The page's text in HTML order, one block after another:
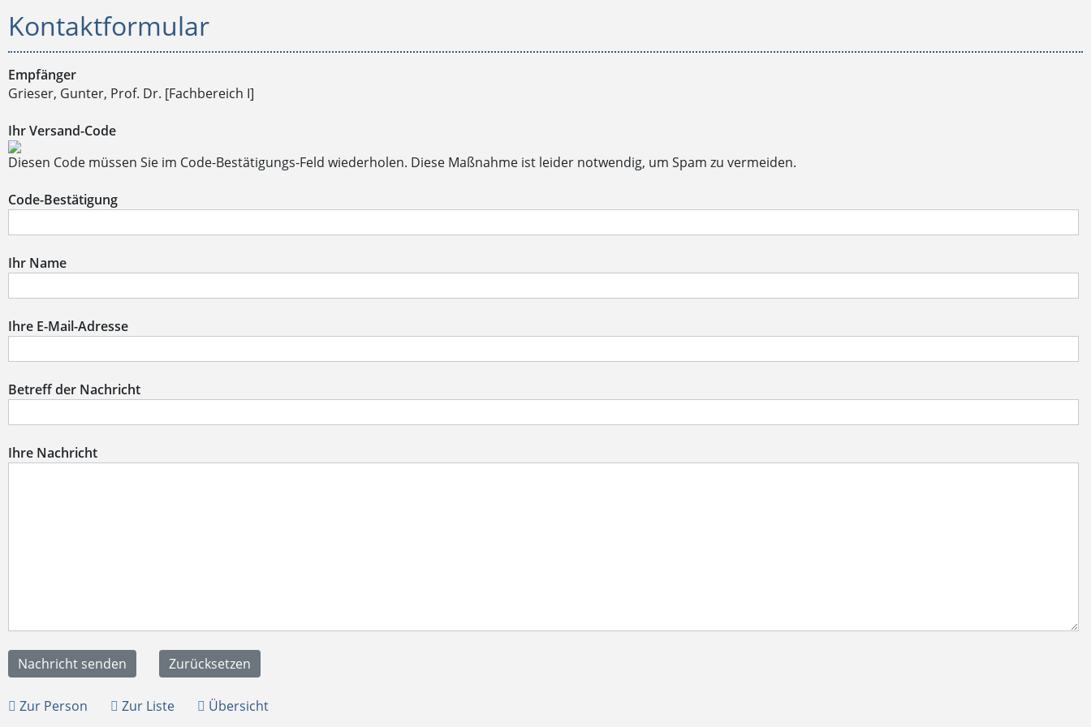
Kontaktformular
Empfänger
Grieser, Gunter, Prof. Dr. [Fachbereich I]
Ihr Versand-Code
Diesen Code müssen Sie im Code-Bestätigungs-Feld wiederholen. Diese Maßnahme ist leider notwendig, um Spam zu vermeiden.
Code-Bestätigung
Ihr Name
Ihre E-Mail-Adresse
Betreff der Nachricht
Ihre Nachricht
Zur Person Zur Liste Übersicht